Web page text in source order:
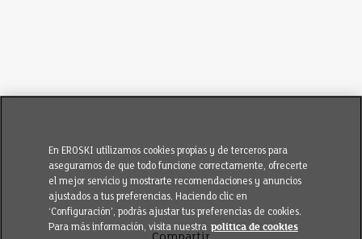
En EROSKI utilizamos cookies propias y de terceros para
asegurarnos de que todo funcione correctamente, ofrecerte
el mejor servicio y mostrarte recomendaciones y anuncios
ajustados a tus preferencias. Haciendo clic en
‘Configuración’, podrás ajustar tus preferencias de cookies.
Para más información, visita nuestra política de cookies